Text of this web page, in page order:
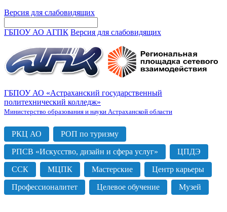
Версия для слабовидящих
ГБПОУ АО АГПК Версия для слабовидящих
ГБПОУ АО «Астраханский государственный
политехнический колледж»
Министерство образования и науки Астраханской области
РКЦ АО РОП по туризму
РПСВ «Искусство, дизайн и сфера услуг» ЦПДЭ
ССК МЦПК Мастерские Центр карьеры
Профессионалитет Целевое обучение Музей